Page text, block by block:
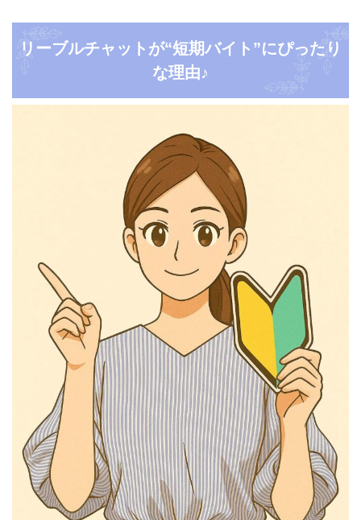
リーブルチャットが“短期バイト”にぴったり
な理由♪